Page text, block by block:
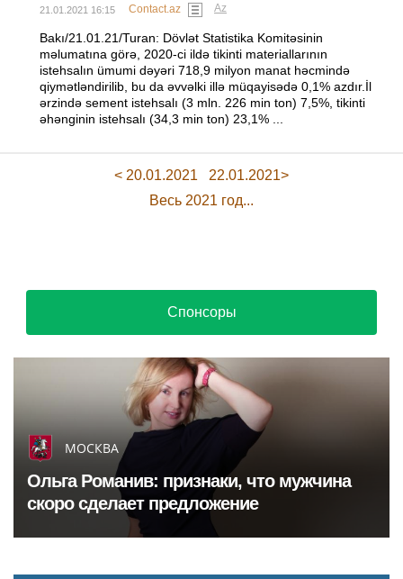
21.01.2021 16:15 Contact.az Az
Bakı/21.01.21/Turan: Dövlət Statistika Komitəsinin
məlumatına görə, 2020-ci ildə tikinti materiallarının
istehsalın ümumi dəyəri 718,9 milyon manat həcmində
qiymətləndirilib, bu da əvvəlki illə müqayisədə 0,1% azdır.İl
ərzində sement istehsalı (3 mln. 226 min ton) 7,5%, tikinti
əhənginin istehsalı (34,3 min ton) 23,1% ...
< 20.01.2021
22.01.2021>
Весь 2021 год...
Спонсоры
МОСКВА
Ольга Романив: признаки, что мужчина
скоро сделает предложение